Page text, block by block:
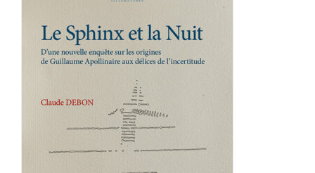
Panier WooCommerce